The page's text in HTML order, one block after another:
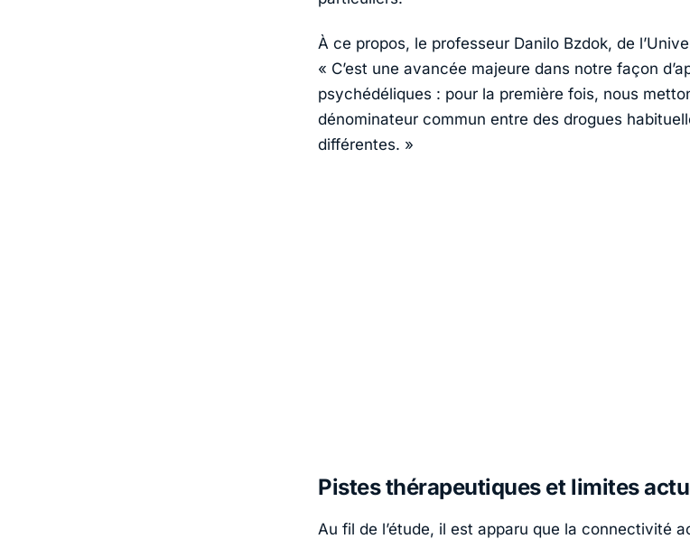
À ce propos, le professeur Danilo Bzdok, de l’
« C’est une avancée majeure dans notre façon
psychédéliques : pour la première fois, nous
dénominateur commun entre des drogues
différentes. »
Pistes thérapeutiques et limites
Au fil de l’étude, il est apparu que la connectivité